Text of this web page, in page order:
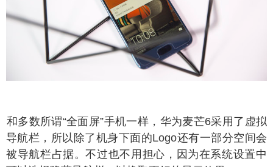
数所谓“全面屏”手机一样，华为麦芒6采用了虚拟
导航栏，所以除了机身下面的Logo还有一部分空间会
被导航栏占据。不过也不用担心，因为在系统设置中